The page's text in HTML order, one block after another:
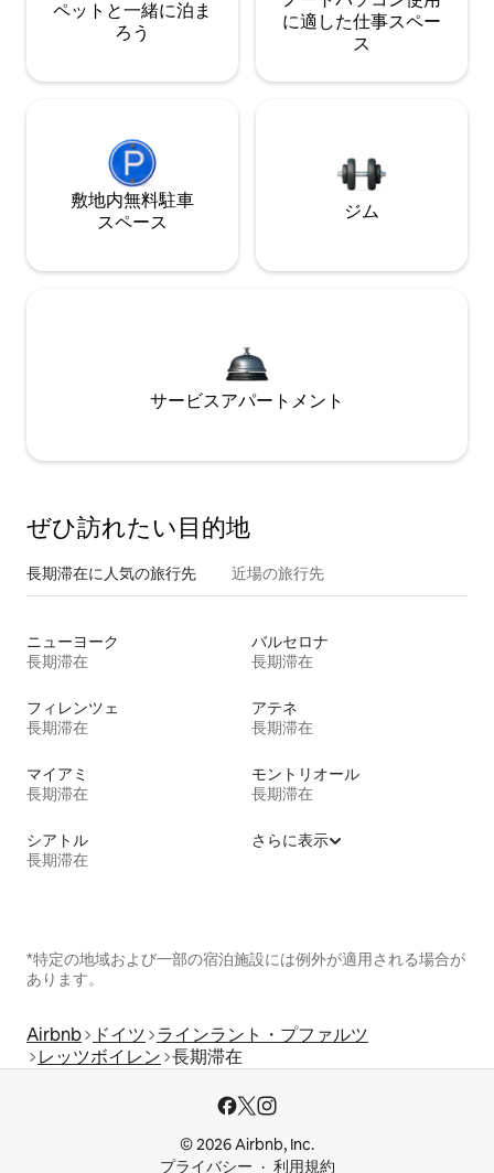
ペットと一緒に泊ま
ろう
に適した仕事スペー
ス
敷地内無料駐⁠車
ス⁠ペ⁠ー⁠ス
ジム
サービスアパートメント
ぜひ訪⁠れ⁠た⁠い目⁠的⁠地
長期滞在に人気の旅行先 近場の旅行先
ニューヨーク
長期滞在
バルセロナ
長期滞在
フィレンツェ
長期滞在
アテネ
長期滞在
マイアミ
長期滞在
モントリオール
長期滞在
シアトル
長期滞在
さらに表示
*特定の地域および一部の宿泊施設には例外が適用される場合が
あります。
Airbnb ドイツ ラインラント・プファルツ
レッツボイレン 長期滞在
© 2026 Airbnb, Inc.
プライバシー
利用規約